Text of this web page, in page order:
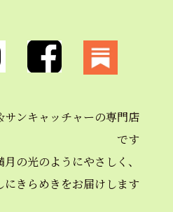
サンキャッチャーの専門店
です
月の光のようにやさしく、
にきらめきをお届けします